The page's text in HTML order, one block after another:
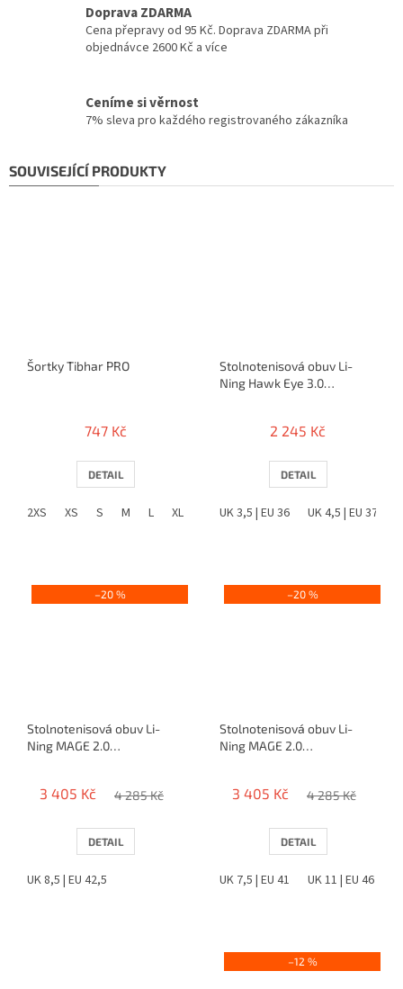
Doprava ZDARMA
Cena přepravy od 95 Kč. Doprava ZDARMA při
objednávce 2600 Kč a více
Ceníme si věrnost
7% sleva pro každého registrovaného zákazníka
SOUVISEJÍCÍ PRODUKTY
Šortky Tibhar PRO
747 Kč
DETAIL
2XS XS S M L XL 3XL 4XL 5XL
Stolnotenisová obuv Li-
Ning Hawk Eye 3.0
2 245 Kč
DETAIL
UK 3,5 | EU 36 UK 4,5 | EU 37
–20 %
Stolnotenisová obuv Li-
Ning MAGE 2.0
3 405 Kč 4 285 Kč
DETAIL
UK 8,5 | EU 42,5
–20 %
Stolnotenisová obuv Li-
Ning MAGE 2.0
3 405 Kč 4 285 Kč
DETAIL
UK 7,5 | EU 41 UK 11 | EU 46
–12 %